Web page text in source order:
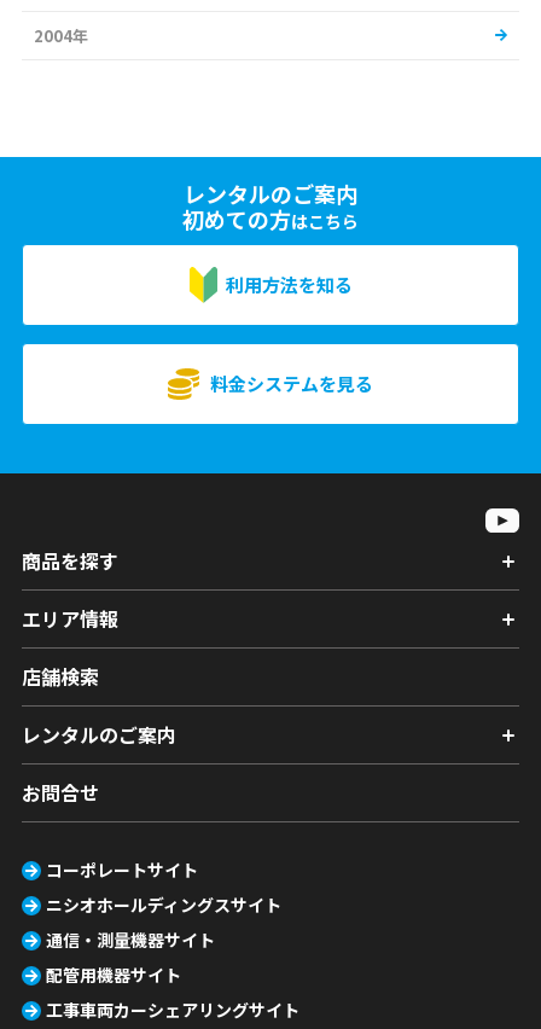
2004年
レンタルのご案内
初めての方はこちら
利用方法を知る
料金システムを見る
商品を探す
エリア情報
店舗検索
レンタルのご案内
お問合せ
コーポレートサイト
ニシオホールディングスサイト
通信・測量機器サイト
配管用機器サイト
工事車両カーシェアリングサイト